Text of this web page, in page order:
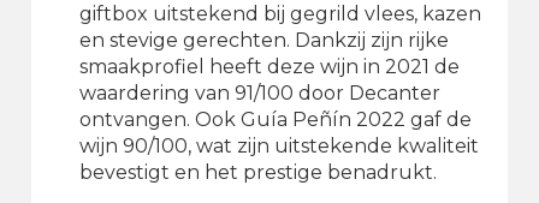
giftbox uitstekend bij gegrild vlees, kazen
en stevige gerechten. Dankzij zijn rijke
smaakprofiel heeft deze wijn in 2021 de
waardering van 91/100 door Decanter
ontvangen. Ook Guía Peñín 2022 gaf de
wijn 90/100, wat zijn uitstekende kwaliteit
bevestigt en het prestige benadrukt.